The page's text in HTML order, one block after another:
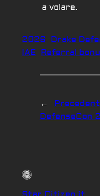
a volare.
2026 Drake
IAE Referral
←
DefenseCon